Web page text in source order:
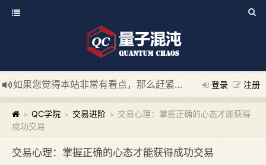
登录 注册
如果您觉得本站非常有看点，那么赶紧使用Ctrl+D 收藏我们吧
新添加量子混沌系统板块，欢迎大家访问！
---“量子混沌系
> QC学院 > 交易进阶 > 交易心理：掌握正确的心态才能获得
成功交易
交易心理：掌握正确的心态才能获得成功交易